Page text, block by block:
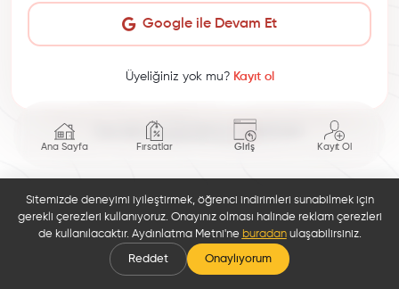
Ana Sayfa Fırsatlar Giriş Kayıt Ol
Google ile Devam Et
Üyeliğiniz yok mu? Kayıt ol
This site is protected by reCAPTCHA.
Sitemizde deneyimi iyileştirmek, öğrenci indirimleri sunabilmek için
gerekli çerezleri kullanıyoruz. Onayınız olması halinde reklam çerezleri
de kullanılacaktır. Aydınlatma Metni'ne buradanulaşabilirsiniz.
Reddet Onaylıyorum